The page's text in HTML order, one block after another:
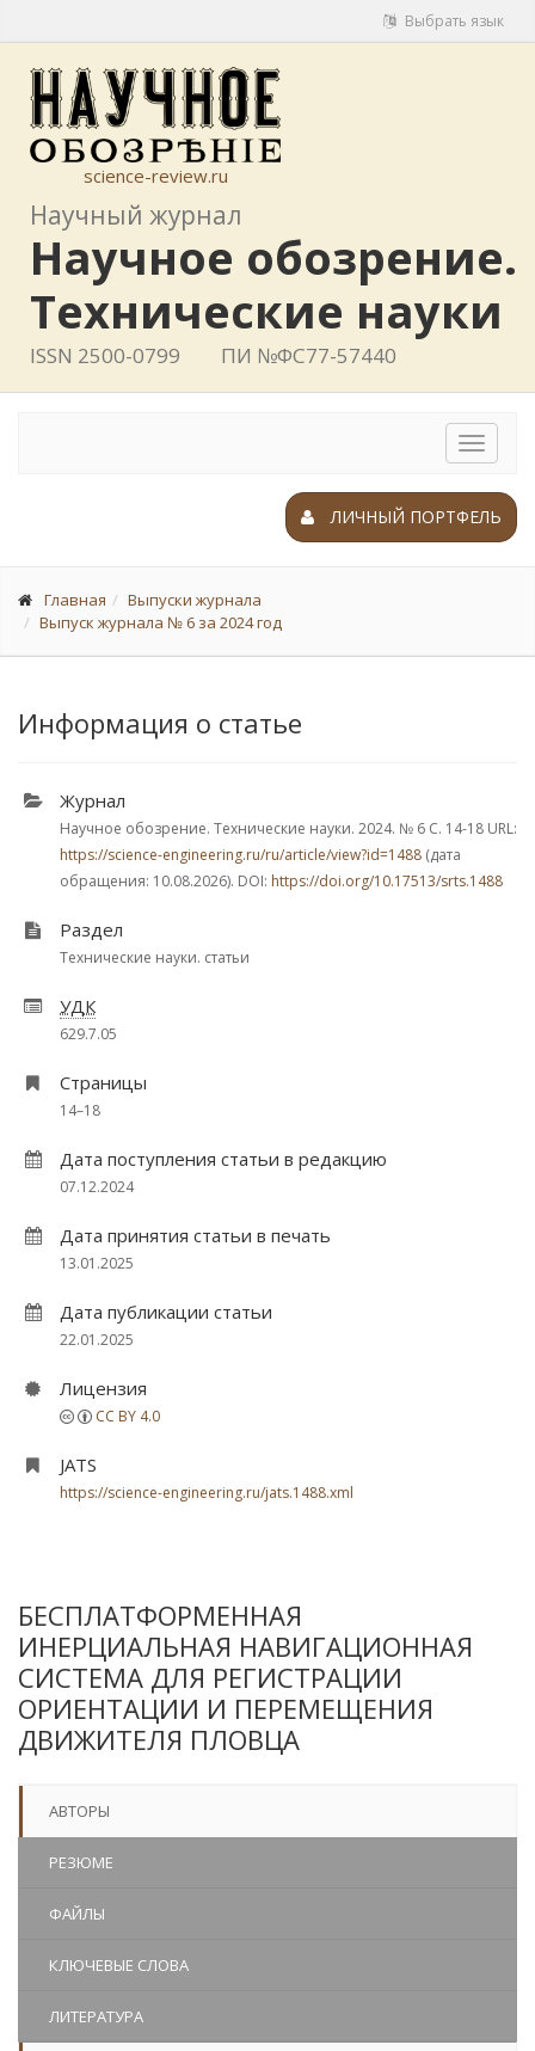
Выбрать язык
science-review.ru
Научный журнал
Научное обозрение.
Технические науки
ISSN 2500-0799 ПИ №ФС77-57440
Toggle
ЛИЧНЫЙ ПОРТФЕЛЬ
Главная
Выпуски журнала
Выпуск журнала № 6 за 2024 год
Информация о статье
Журнал
Научное обозрение. Технические науки. 2024. № 6 С. 14-18 URL:
https://science-engineering.ru/ru/article/view?id=1488 (дата
обращения: 10.08.2026). DOI: https://doi.org/10.17513/srts.1488
Раздел
Технические науки. статьи
УДК
629.7.05
Страницы
14–18
Дата поступления статьи в редакцию
07.12.2024
Дата принятия статьи в печать
13.01.2025
Дата публикации статьи
22.01.2025
Лицензия
CC BY 4.0
JATS
https://science-engineering.ru/jats.1488.xml
БЕСПЛАТФОРМЕННАЯ
ИНЕРЦИАЛЬНАЯ НАВИГАЦИОННАЯ
СИСТЕМА ДЛЯ РЕГИСТРАЦИИ
ОРИЕНТАЦИИ И ПЕРЕМЕЩЕНИЯ
ДВИЖИТЕЛЯ ПЛОВЦА
АВТОРЫ
РЕЗЮМЕ
ФАЙЛЫ
КЛЮЧЕВЫЕ СЛОВА
ЛИТЕРАТУРА